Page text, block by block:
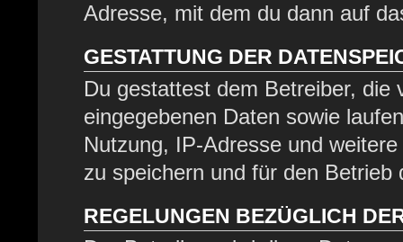
Adresse, mit dem du dann auf
GESTATTUNG DER
Du gestattest dem Betreiber, die
eingegebenen Daten sowie
Nutzung, IP-Adresse und
zu speichern und für den Betrieb
REGELUNGEN BEZÜGLICH